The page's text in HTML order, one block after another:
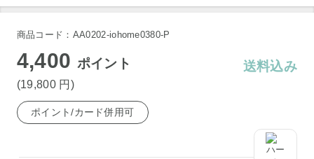
商品コード：AA0202-iohome0380-P
4,400 ポイント
(19,800 円 )
送料込み
ポイント/カード併用可